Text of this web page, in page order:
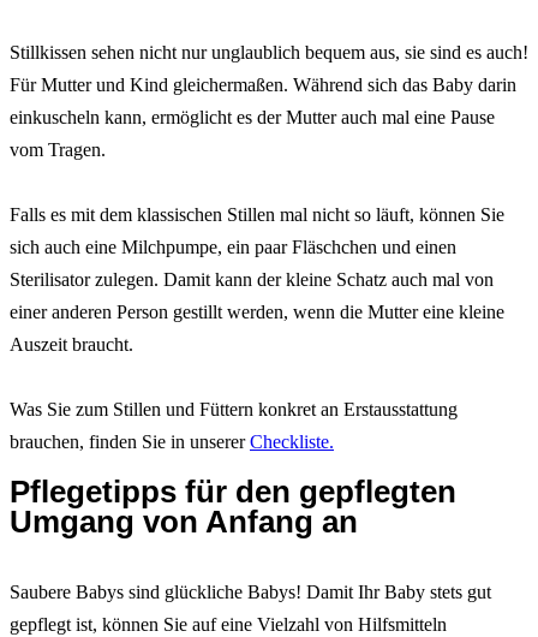
Stillkissen sehen nicht nur unglaublich bequem aus, sie sind es auch!
Für Mutter und Kind gleichermaßen. Während sich das Baby darin
einkuscheln kann, ermöglicht es der Mutter auch mal eine Pause
vom Tragen.
Falls es mit dem klassischen Stillen mal nicht so läuft, können Sie
sich auch eine Milchpumpe, ein paar Fläschchen und einen
Sterilisator zulegen. Damit kann der kleine Schatz auch mal von
einer anderen Person gestillt werden, wenn die Mutter eine kleine
Auszeit braucht.
Was Sie zum Stillen und Füttern konkret an Erstausstattung
brauchen, finden Sie in unsererCheckliste.
Pflegetipps für den gepflegten
Umgang von Anfang an
Saubere Babys sind glückliche Babys! Damit Ihr Baby stets gut
gepflegt ist, können Sie auf eine Vielzahl von Hilfsmitteln